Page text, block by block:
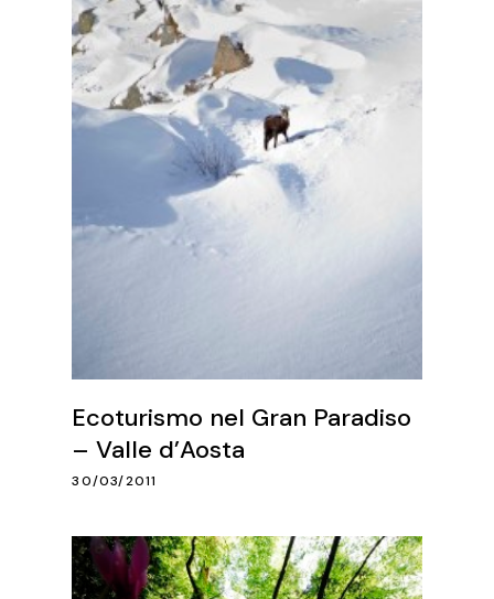
Ecoturismo nel Gran Paradiso
– Valle d’Aosta
30/03/2011